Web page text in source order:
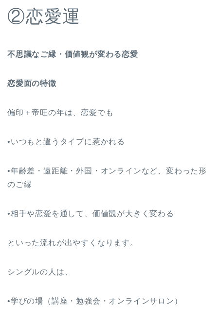
②恋愛運
不思議なご縁・価値観が変わる恋愛
恋愛面の特徴
偏印＋帝旺の年は、恋愛でも
•いつもと違うタイプに惹かれる
•年齢差・遠距離・外国・オンラインなど、変わった形
のご縁
•相手や恋愛を通して、価値観が大きく変わる
といった流れが出やすくなります。
シングルの人は、
•学びの場（講座・勉強会・オンラインサロン）